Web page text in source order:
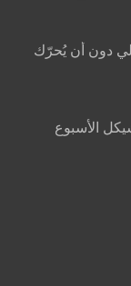
دون أن يُحرّك
الأسبوع